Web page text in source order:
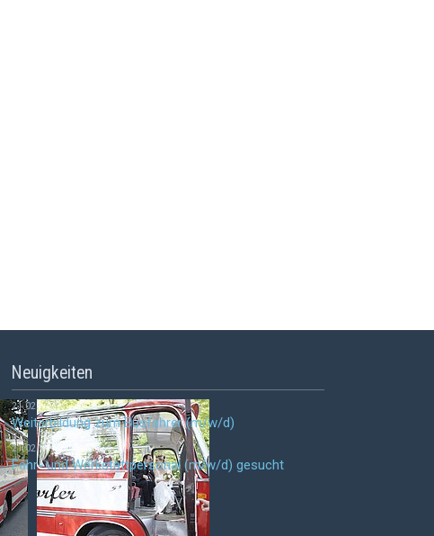
Neuigkeiten
21.02.
Weiterbildung zum Busfahrer (m/w/d)
21.02.
Fahr- und Werkstattpersonal (m/w/d) gesucht